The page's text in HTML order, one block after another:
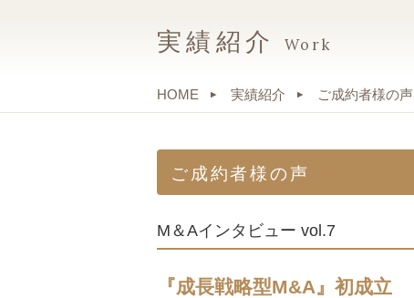
実績紹介 Work
HOME 実績紹介 ご成約者様の声
ご成約者様の声
M＆Aインタビュー vol.7
『成長戦略型M&A』初成立